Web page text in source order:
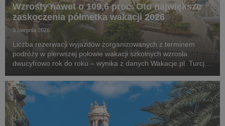
Wzrosty nawet o 109,6 proc. Oto największe
zaskoczenia półmetka wakacji 2026
3 sierpnia 2026
Liczba rezerwacji wyjazdów zorganizowanych z terminem
podróży w pierwszej połowie wakacji szkolnych wzrosła
dwucyfrowo rok do roku – wynika z danych Wakacje.pl. Turcja,
wszystkich rezerwacji. Najciekawsza historia l...